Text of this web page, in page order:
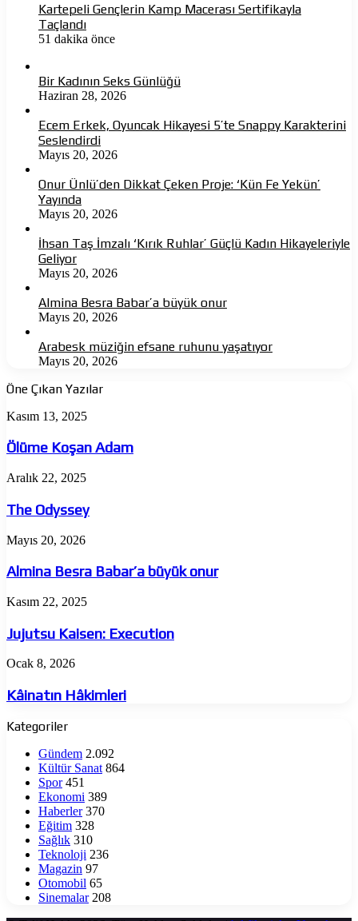
Kartepeli Gençlerin Kamp Macerası Sertifikayla
Taçlandı
51 dakika önce
Bir Kadının Seks Günlüğü
Haziran 28, 2026
Ecem Erkek, Oyuncak Hikayesi 5’te Snappy Karakterini
Seslendirdi
Mayıs 20, 2026
Onur Ünlü’den Dikkat Çeken Proje: ‘Kün Fe Yekün’
Yayında
Mayıs 20, 2026
İhsan Taş İmzalı ‘Kırık Ruhlar’ Güçlü Kadın Hikayeleriyle
Geliyor
Mayıs 20, 2026
Almina Besra Babar’a büyük onur
Mayıs 20, 2026
Arabesk müziğin efsane ruhunu yaşatıyor
Mayıs 20, 2026
Öne Çıkan Yazılar
Ölüme
Adam
Kasım 13, 2025
Ölüme Koşan Adam
The
Aralık 22, 2025
The Odyssey
Almina
Babar’a
büyük
onur
Mayıs 20, 2026
Almina Besra Babar’a büyük onur
Jujutsu
Execution
Kasım 22, 2025
Jujutsu Kaisen: Execution
Kâinatın
Ocak 8, 2026
Kâinatın Hâkimleri
Kategoriler
Gündem 2.092
Kültür Sanat 864
Spor 451
Ekonomi 389
Haberler 370
Eğitim 328
Sağlık 310
Teknoloji 236
Magazin 97
Otomobil 65
Sinemalar 208